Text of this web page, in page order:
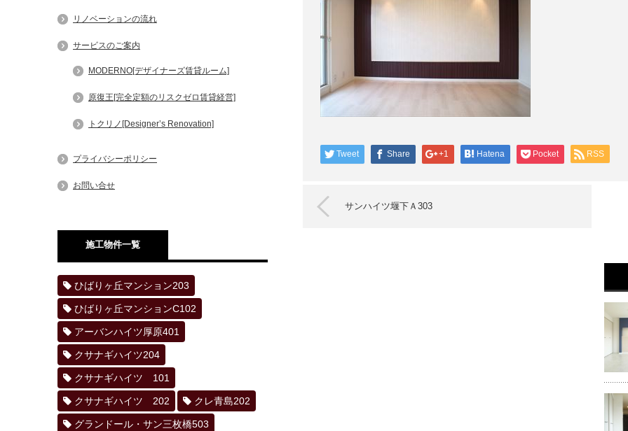
Tweet Share +1 Hatena Pocket RSS
サンハイツ堰下Ａ303
リノベーションの流れ
サービスのご案内
MODERNO[デザイナーズ賃貸ルーム]
原復王[完全定額のリスクゼロ賃貸経営]
トクリノ[Designer’s Renovation]
プライバシーポリシー
お問い合せ
施工物件一覧
ひばりヶ丘マンション203
ひばりヶ丘マンションC102
アーバンハイツ厚原401
クサナギハイツ204
クサナギハイツ 101
クサナギハイツ 202 クレ青島202
グランドール・サン三枚橋503